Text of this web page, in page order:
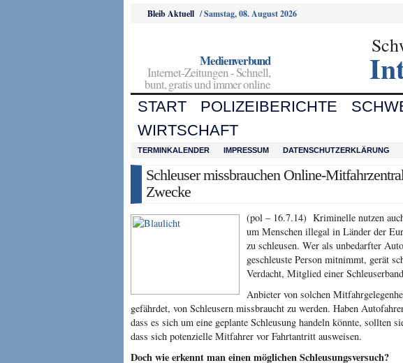
Bleib Aktuell /Samstag, 08. August 2026
Medienverbund
Internet-Zeitungen - Schnell,
bunt, gratis und immer online
START POLIZEIBERICHTE
WIRTSCHAFT
TERMINKALENDER IMPRESSUM DATENSCHUTZERKLÄRUNG
Schleuser missbrauchen Online-
Zwecke
(pol – 16.7.14) Kriminelle nutzen
um Menschen illegal in Länder der
zu schleusen. Wer als unbedarfter
geschleuste Person mitnimmt, gerät
Verdacht, Mitglied einer
Anbieter von solchen
gefährdet, von Schleusern missbraucht zu werden. Haben
dass es sich um eine geplante Schleusung handeln könnte, sollten
dass sich potenzielle Mitfahrer vor Fahrtantritt ausweisen.
Doch wie erkennt man einen möglichen Schleusungsversuch?